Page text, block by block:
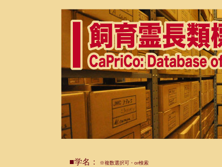
■学名： ※複数選択可・or検索